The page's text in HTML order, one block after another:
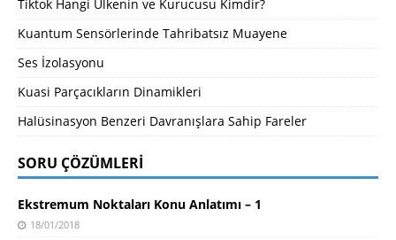
Tiktok Hangi Ülkenin ve Kurucusu Kimdir?
Kuantum Sensörlerinde Tahribatsız Muayene
Ses İzolasyonu
Kuasi Parçacıkların Dinamikleri
Halüsinasyon Benzeri Davranışlara Sahip Fareler
SORU ÇÖZÜMLERI
Ekstremum Noktaları Konu Anlatımı – 1
18/01/2018